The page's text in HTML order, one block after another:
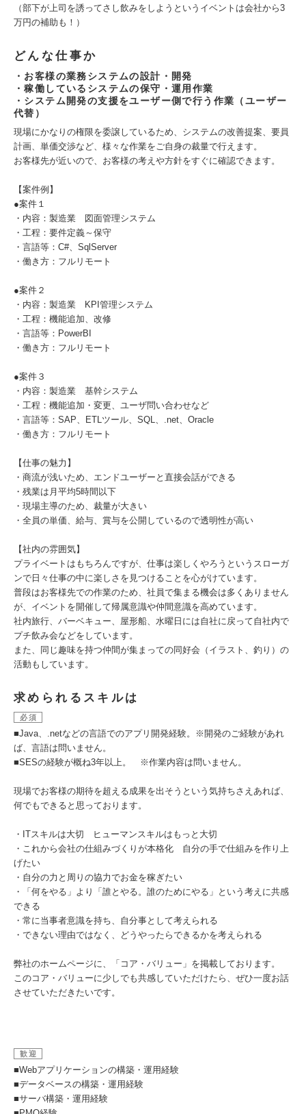
（部下が上司を誘ってさし飲みをしようというイベントは会社から3
万円の補助も！）
どんな仕事か
・お客様の業務システムの設計・開発
・稼働しているシステムの保守・運用作業
・システム開発の支援をユーザー側で行う作業（ユーザー
代替）
現場にかなりの権限を委譲しているため、システムの改善提案、要員
計画、単価交渉など、様々な作業をご自身の裁量で行えます。
お客様先が近いので、お客様の考えや方針をすぐに確認できます。
【案件例】
●案件１
・内容：製造業 図面管理システム
・工程：要件定義～保守
・言語等：C#、SqlServer
・働き方：フルリモート
●案件２
・内容：製造業 KPI管理システム
・工程：機能追加、改修
・言語等：PowerBI
・働き方：フルリモート
●案件３
・内容：製造業 基幹システム
・工程：機能追加・変更、ユーザ問い合わせなど
・言語等：SAP、ETLツール、SQL、.net、Oracle
・働き方：フルリモート
【仕事の魅力】
・商流が浅いため、エンドユーザーと直接会話ができる
・残業は月平均5時間以下
・現場主導のため、裁量が大きい
・全員の単価、給与、賞与を公開しているので透明性が高い
【社内の雰囲気】
プライベートはもちろんですが、仕事は楽しくやろうというスローガ
ンで日々仕事の中に楽しさを見つけることを心がけています。
普段はお客様先での作業のため、社員で集まる機会は多くありません
が、イベントを開催して帰属意識や仲間意識を高めています。
社内旅行、バーベキュー、屋形船、水曜日には自社に戻って自社内で
プチ飲み会などをしています。
また、同じ趣味を持つ仲間が集まっての同好会（イラスト、釣り）の
活動もしています。
求められるスキルは
必須
■Java、.netなどの言語でのアプリ開発経験。※開発のご経験があれ
ば、言語は問いません。
■SESの経験が概ね3年以上。 ※作業内容は問いません。
現場でお客様の期待を超える成果を出そうという気持ちさえあれば、
何でもできると思っております。
・ITスキルは大切 ヒューマンスキルはもっと大切
・これから会社の仕組みづくりが本格化 自分の手で仕組みを作り上
げたい
・自分の力と周りの協力でお金を稼ぎたい
・「何をやる」より「誰とやる。誰のためにやる」という考えに共感
できる
・常に当事者意識を持ち、自分事として考えられる
・できない理由ではなく、どうやったらできるかを考えられる
弊社のホームページに、「コア・バリュー」を掲載しております。
このコア・バリューに少しでも共感していただけたら、ぜひ一度お話
させていただきたいです。
歓迎
■Webアプリケーションの構築・運用経験
■データベースの構築・運用経験
■サーバ構築・運用経験